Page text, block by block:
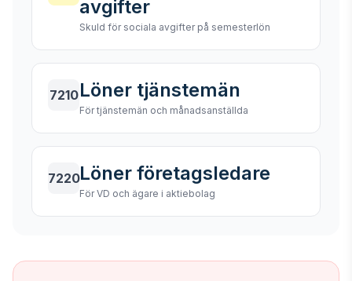
avgifter
Skuld för sociala avgifter på semesterlön
7210Löner tjänstemän
För tjänstemän och månadsanställda
7220Löner företagsledare
För VD och ägare i aktiebolag